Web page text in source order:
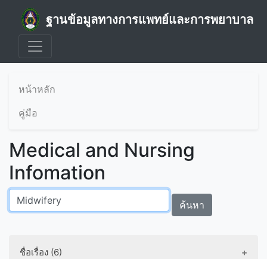
ฐานข้อมูลทางการแพทย์และการพยาบาล
หน้าหลัก
คู่มือ
Medical and Nursing
Infomation
ค้นหา
ชื่อเรื่อง (6)